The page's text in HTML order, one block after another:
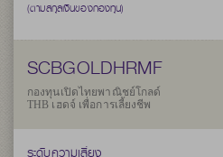
(ตามสกุลเงินของกองทุน)
SCBGOLDHRMF
กองทุนเปิดไทยพาณิชย์โกลด์
THB เฮดจ์ เพื่อการเลี้ยงชีพ
ระดับความเสี่ยง